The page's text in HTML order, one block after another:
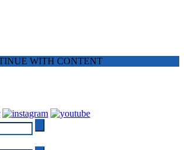
WITH CONTENT